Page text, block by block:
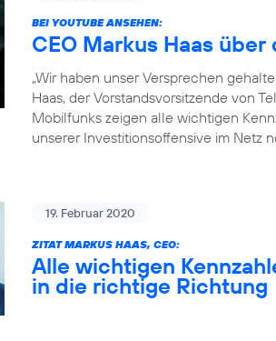
BEI YOUTUBE ANSEHEN:
CEO Markus Haas
„Wir haben unser Versprechen
Haas, der Vorstandsvorsitzende von
Mobilfunks zeigen alle wichtigen
unserer Investitionsoffensive im Netz
19. Februar 2020
ZITAT MARKUS HAAS, CEO:
Alle wichtigen
in die richtige Richtung